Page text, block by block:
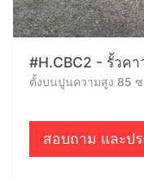
#H.CBC2 - รั้วค
ตั้งบนปูนความสูง 85
สอบถาม และป